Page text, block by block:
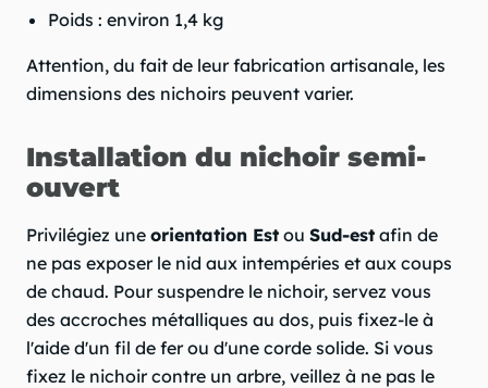
Poids : environ 1,4 kg
Attention, du fait de leur fabrication artisanale, les
dimensions des nichoirs peuvent varier.
Installation du nichoir semi-
ouvert
Privilégiez une orientation Est ou Sud-est afin de
ne pas exposer le nid aux intempéries et aux coups
de chaud. Pour suspendre le nichoir, servez vous
des accroches métalliques au dos, puis fixez-le à
l'aide d'un fil de fer ou d'une corde solide. Si vous
fixez le nichoir contre un arbre, veillez à ne pas le